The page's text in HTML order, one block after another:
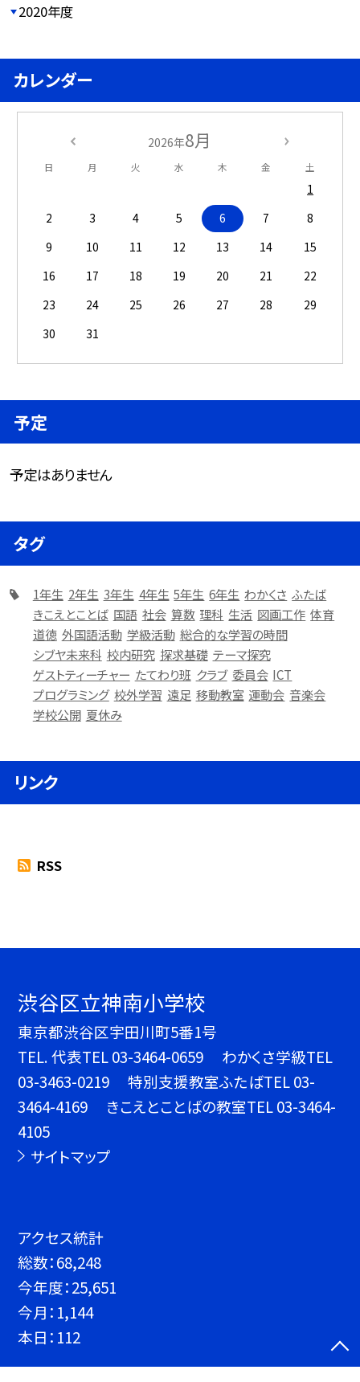
2020年度
カレンダー
2026年8月
日 月 火 水 木 金 土
1
2
3 4 5 6 7
8
9
10 11 12 13 14
15
16
17 18 19 20 21
22
23
24 25 26 27 28
29
30
31
予定
予定はありません
タグ
1年生 2年生 3年生 4年生 5年生 6年生 わかくさ ふたば
きこえとことば 国語 社会 算数 理科 生活 図画工作 体育
道徳 外国語活動 学級活動 総合的な学習の時間
シブヤ未来科 校内研究 探求基礎 テーマ探究
ゲストティーチャー たてわり班 クラブ 委員会 ICT
プログラミング 校外学習 遠足 移動教室 運動会 音楽会
学校公開 夏休み
リンク
RSS
渋谷区立神南小学校
東京都渋谷区宇田川町5番1号
TEL.代表TEL 03-3464-0659 わかくさ学級TEL
03-3463-0219 特別支援教室ふたばTEL 03-
3464-4169 きこえとことばの教室TEL 03-3464-
4105
サイトマップ
アクセス統計
総数：68,248
今年度：25,651
今月： 1,144
本日： 112